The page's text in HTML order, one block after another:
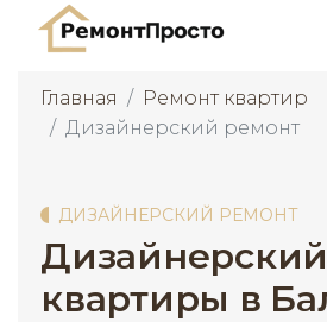
Главная
Ремонт квартир
Дизайнерский ремонт
ДИЗАЙНЕРСКИЙ РЕМОНТ
квартиры в